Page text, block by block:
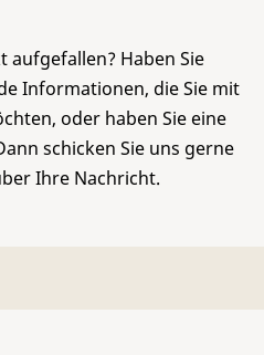
aufgefallen? Haben Sie
Informationen, die Sie mit
oder haben Sie eine
schicken Sie uns gerne
Ihre Nachricht.